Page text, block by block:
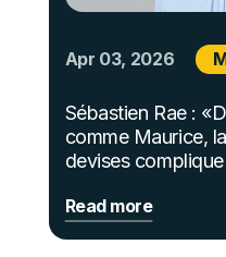
Apr 03, 2026
Sébastien Rae :
comme Maurice,
devises
Read more